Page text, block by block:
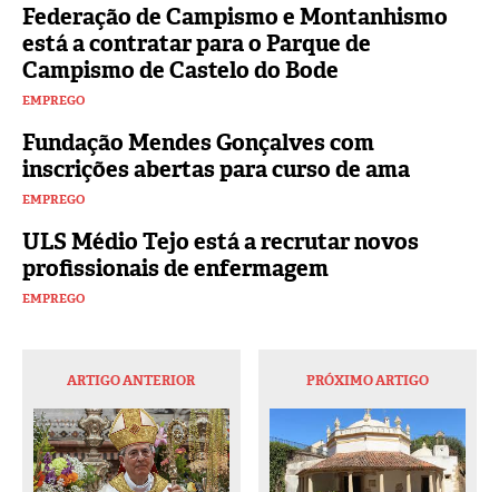
Federação de Campismo e Montanhismo
está a contratar para o Parque de
Campismo de Castelo do Bode
EMPREGO
Fundação Mendes Gonçalves com
inscrições abertas para curso de ama
EMPREGO
ULS Médio Tejo está a recrutar novos
profissionais de enfermagem
EMPREGO
ARTIGO ANTERIOR PRÓXIMO ARTIGO